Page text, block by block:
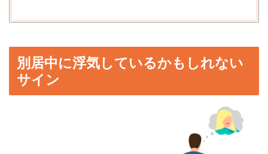
別居中に浮気しているかもしれない
サイン